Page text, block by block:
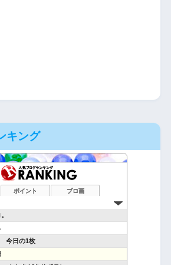
キング
ポイント ブロ画
今日の1枚